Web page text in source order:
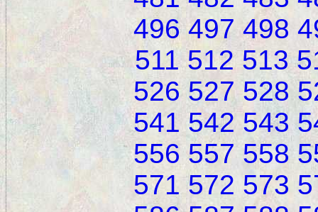
496 497 498
511 512 513
526 527 528
541 542 543
556 557 558
571 572 573